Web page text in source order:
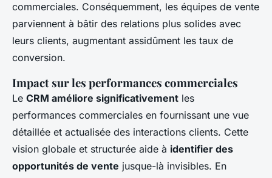
commerciales. Conséquemment, les équipes de vente
parviennent à bâtir des relations plus solides avec
leurs clients, augmentant assidûment les taux de
conversion.
Impact sur les performances commerciales
Le CRM améliore significativement les
performances commerciales en fournissant une vue
détaillée et actualisée des interactions clients. Cette
vision globale et structurée aide à identifier des
opportunités de vente jusque-là invisibles. En